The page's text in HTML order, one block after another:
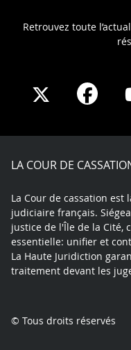
Retrouvez toute
Share
X
Share
LA COUR DE
La Cour de cassation
judiciaire français.
justice de l'Île de la
essentielle: unifier et
La Haute Juridiction
traitement devant les
© Tous droits réservés